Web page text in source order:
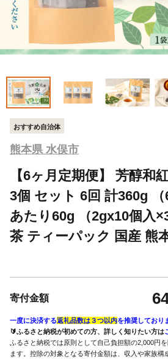
おすすめ自治体
熊本県 水俣市
【6ヶ月定期便】 芳醇和
3個 セット 6回 計360g （
あたり60g （2gx10個入
茶 ティーパック 国産 熊
寄付金額
一度に決済する返礼品数は３つ以内を推奨しており
🔰ふるさと納税が初めての方、詳しく知りたい方は
ふるさと納税では原則として自己負担額の2,000円
ます。控除の対象となる寄付金額は、収入や家族構